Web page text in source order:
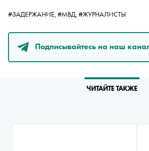
#ЗАДЕРЖАНИЕ, #МВД, #ЖУРНАЛИСТЫ
Подписывайтесь на наш
ЧИТАЙТЕ ТАКЖЕ